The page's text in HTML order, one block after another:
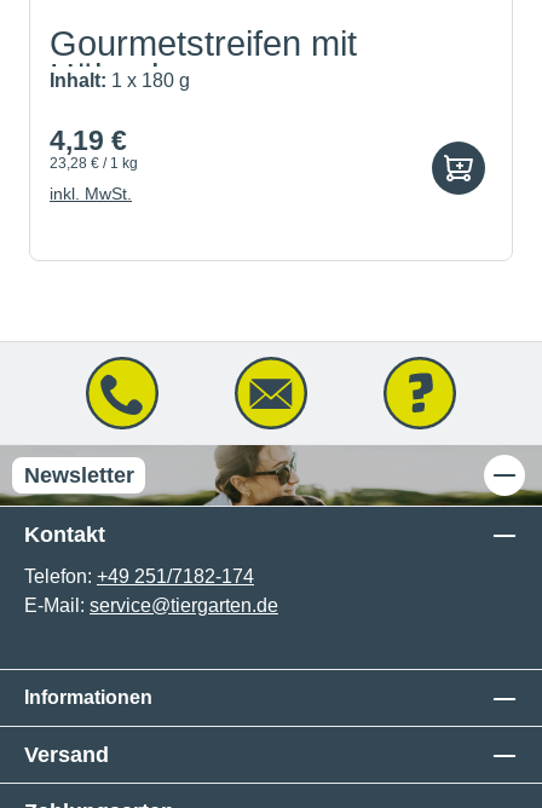
Gourmetstreifen mit
Hühnche...
Inhalt: 1 x 180 g
4,19 €
23,28 € / 1 kg
inkl. MwSt.
Newsletter
Kontakt
Telefon: +49 251/7182-174
E-Mail: service@tiergarten.de
Informationen
Versand